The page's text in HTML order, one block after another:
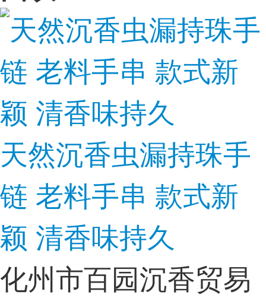
天然沉香虫漏持珠手
链 老料手串 款式新
颖 清香味持久
化州市百园沉香贸易